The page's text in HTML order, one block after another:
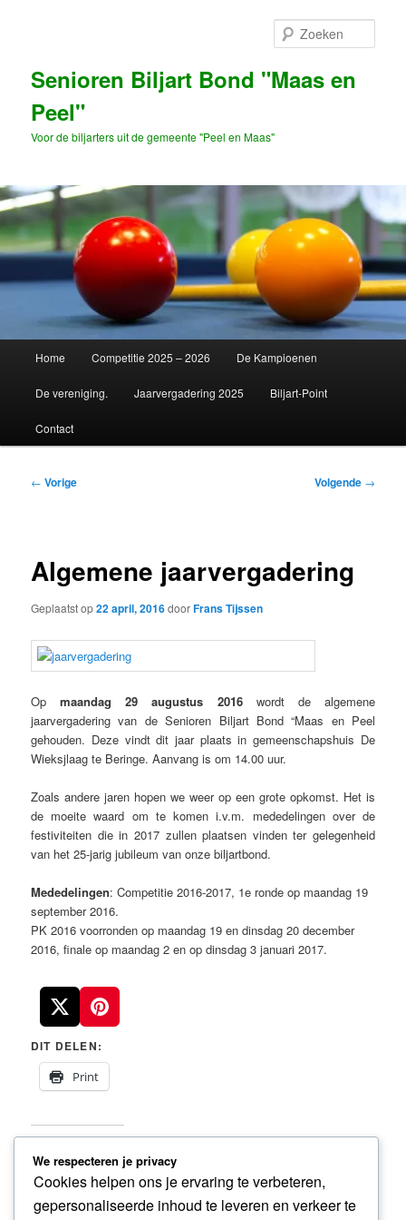
inhoudSenioren Biljart Bond "Maas en
Peel"
Voor de biljarters uit de gemeente "Peel en Maas"
Home Competitie 2025 – 2026 De Kampioenen
De vereniging. Jaarvergadering 2025 Biljart-Point
Contact
Bericht
← Vorige Volgende →
Algemene jaarvergadering
Geplaatst op22 april, 2016doorFrans Tijssen
Opmaandag 29 augustus 2016wordt de algemene
jaarvergadering van de Senioren Biljart Bond “Maas en Peel
gehouden. Deze vindt dit jaar plaats in gemeenschapshuis De
Wieksjlaag te Beringe. Aanvang is om 14.00 uur.
Zoals andere jaren hopen we weer op een grote opkomst. Het is
de moeite waard om te komen i.v.m. mededelingen over de
festiviteiten die in 2017 zullen plaatsen vinden ter gelegenheid
van het 25-jarig jubileum van onze biljartbond.
Mededelingen: Competitie 2016-2017, 1e ronde op maandag 19
september 2016.
PK 2016 voorronden op maandag 19 en dinsdag 20 december
2016, finale op maandag 2 en op dinsdag 3 januari 2017.
DIT DELEN:
Print
Uitnodiging Algemene
Jaarvergadering 2026
Vooraankondiging
Algemene jaarvergadering
We respecteren je privacy
Cookies helpen ons je ervaring te verbeteren,
gepersonaliseerde inhoud te leveren en verkeer te